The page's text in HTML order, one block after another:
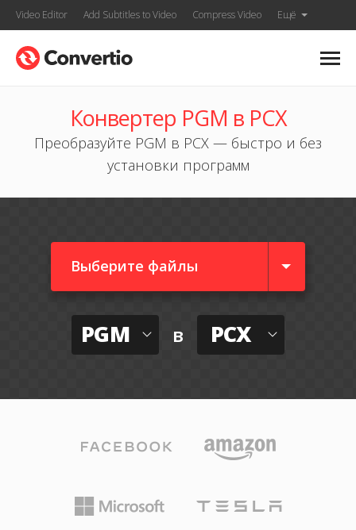
Video Editor Add Subtitles to Video Compress Video Ещё
Конвертер PGM в PCX
Преобразуйте PGM в PCX — быстро и без
установки программ
Выберите файлы
PGM в PCX